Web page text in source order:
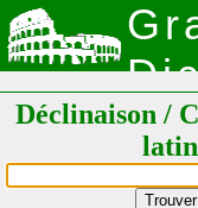
Déclinaison /
latin